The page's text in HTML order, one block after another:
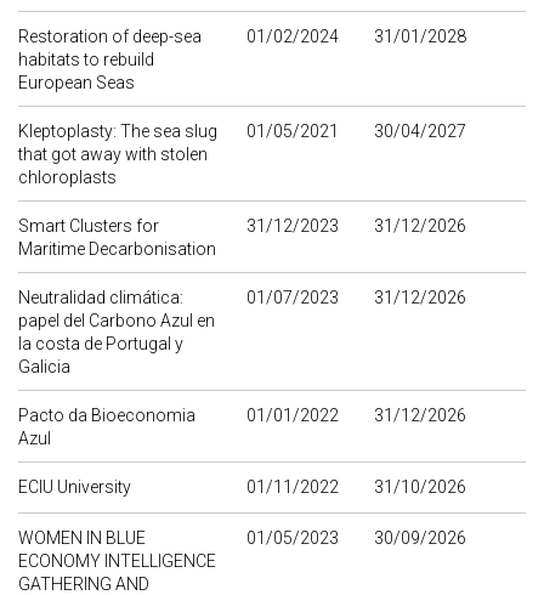
Restoration of deep-sea
habitats to rebuild
European Seas
01/02/2024 31/01/2028
Kleptoplasty: The sea slug
that got away with stolen
chloroplasts
01/05/2021 30/04/2027
Smart Clusters for
Maritime Decarbonisation
31/12/2023 31/12/2026
Neutralidad climática:
papel del Carbono Azul en
la costa de Portugal y
Galicia
01/07/2023 31/12/2026
Pacto da Bioeconomia
Azul
01/01/2022 31/12/2026
ECIU University 01/11/2022 31/10/2026
WOMEN IN BLUE
ECONOMY INTELLIGENCE
GATHERING AND
01/05/2023 30/09/2026